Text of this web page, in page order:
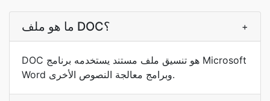
ما هو ملف DOC؟ +
DOC هو تنسيق ملف مستند يستخدمه برنامج Microsoft
Word وبرامج معالجة النصوص الأخرى.